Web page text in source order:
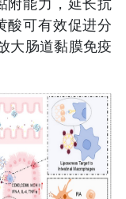
附能力，延长抗
酸可有效促进分
大肠道黏膜免疫